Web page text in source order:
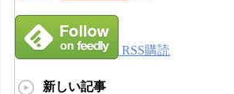
RSS購読
新しい記事